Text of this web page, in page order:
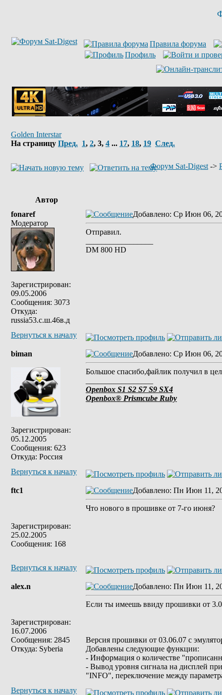
Правила форума
Профиль
Golden Interstar
На страницу Пред. 1, 2, 3, 4 ... 17, 18, 19 След.
Форум Sat-Digest ->
Автор
fonaref
Модератор
Зарегистрирован:
09.05.2006
Сообщения: 3073
Откуда:
russia53.с.ш.46в.д
Добавлено: Ср Июн 06,
Отправил.
DM 800 HD
Вернуться к началу
biman
Зарегистрирован:
05.12.2005
Сообщения: 623
Откуда: Россия
Добавлено: Ср Июн 06,
Большое спасибо,файлик получил в
Openbox S1 S2 S7 S9 SX4
Openbox® Prismcube Ruby
Вернуться к началу
ftc1
Зарегистрирован:
25.02.2005
Сообщения: 168
Добавлено: Пн Июн 11,
Что нового в прошивке от 7-го июня?
Вернуться к началу
alex.n
Зарегистрирован:
16.07.2006
Сообщения: 2845
Откуда: Syberia
Добавлено: Пн Июн 11,
Если ты имеешь ввиду прошивки от
Версия прошивки от 03.06.07 с
Добавлены следующие функции:
- Информация о количестве
- Вывод уровня сигнала на дисплей
"INFO", переключение между
Вернуться к началу